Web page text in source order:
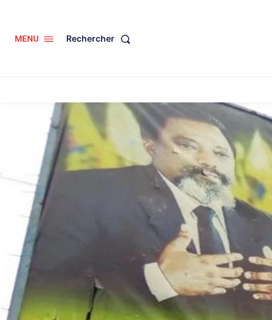
MENU Rechercher